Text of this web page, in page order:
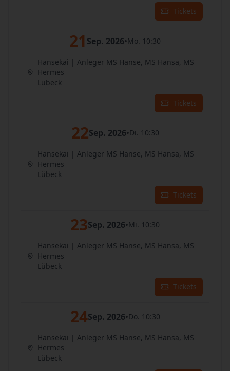
Tickets
21 Sep. 2026•Mo. 10:30
Hansekai | Anleger MS Hanse, MS Hansa, MS
Hermes
Lübeck
Tickets
22Sep. 2026•Di. 10:30
Hansekai | Anleger MS Hanse, MS Hansa, MS
Hermes
Lübeck
Tickets
23Sep. 2026•Mi. 10:30
Hansekai | Anleger MS Hanse, MS Hansa, MS
Hermes
Lübeck
Tickets
24Sep. 2026•Do. 10:30
Hansekai | Anleger MS Hanse, MS Hansa, MS
Hermes
Lübeck